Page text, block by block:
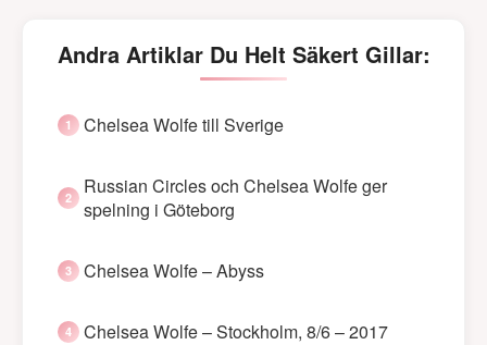
Andra Artiklar Du Helt Säkert Gillar:
Chelsea Wolfe till Sverige
Russian Circles och Chelsea Wolfe ger
spelning i Göteborg
Chelsea Wolfe – Abyss
Chelsea Wolfe – Stockholm, 8/6 – 2017